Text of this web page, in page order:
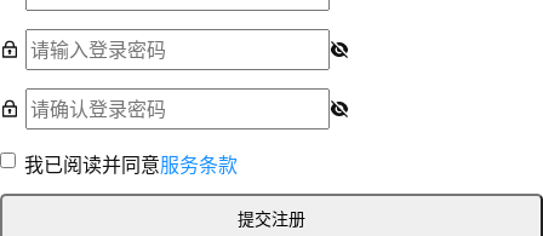
我已阅读并同意服务条款
提交注册